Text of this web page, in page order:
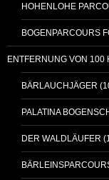
HOHENLOHE
BOGENPARCOURS
ENTFERNUNG VON 100
BÄRLAUCHJÄGER
PALATINA
DER WALDLÄUFER